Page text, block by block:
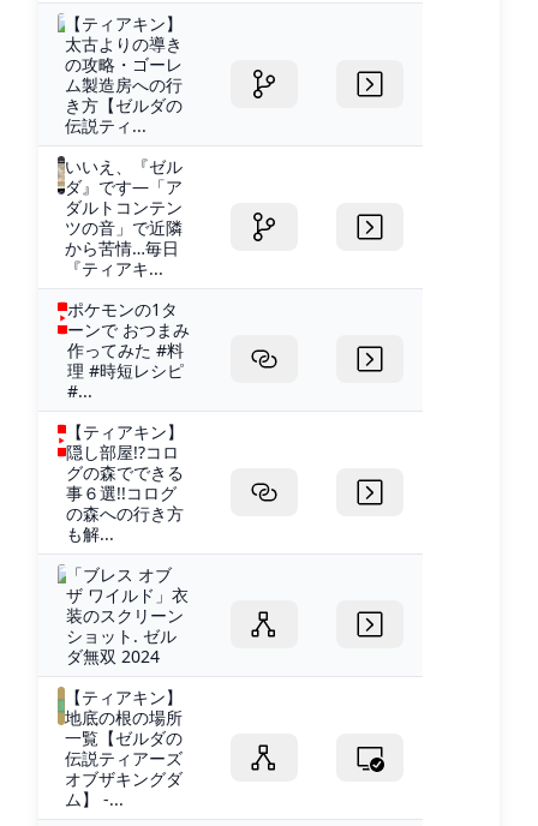
【ティアキン】
太古よりの導き
の攻略・ゴーレ
ム製造房への行
き方【ゼルダの
伝説ティ...
いいえ、『ゼル
ダ』です―「ア
ダルトコンテン
ツの音」で近隣
から苦情…毎日
『ティアキ...
ポケモンの1タ
ーンで おつまみ
作ってみた #料
理 #時短レシピ
#...
【ティアキン】
隠し部屋!?コロ
グの森でできる
事６選!!コログ
の森への行き方
も解...
「ブレス オブ
ザ ワイルド」衣
装のスクリーン
ショット. ゼル
ダ無双 2024
【ティアキン】
地底の根の場所
一覧【ゼルダの
伝説ティアーズ
オブザキングダ
ム】 -...